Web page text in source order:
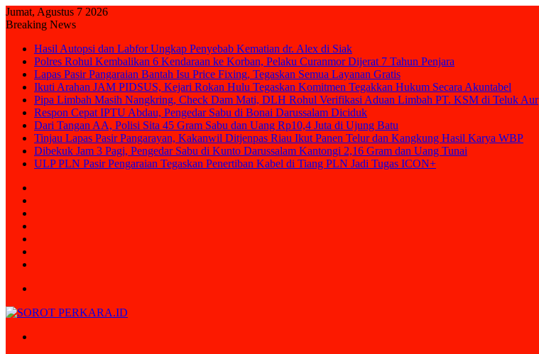
Jumat, Agustus 7 2026
Breaking News
Hasil Autopsi dan Labfor Ungkap Penyebab Kematian dr. Alex di Siak
Polres Rohul Kembalikan 6 Kendaraan ke Korban, Pelaku Curanmor Dijerat 7 Tahun Penjara
Lapas Pasir Pangaraian Bantah Isu Price Fixing, Tegaskan Semua Layanan Gratis
Ikuti Arahan JAM PIDSUS, Kejari Rokan Hulu Tegaskan Komitmen Tegakkan Hukum Secara Akuntabel
Pipa Limbah Masih Nangkring, Check Dam Mati, DLH Rohul Verifikasi Aduan Limbah PT. KSM di Teluk Aur
Respon Cepat IPTU Abdau, Pengedar Sabu di Bonai Darussalam Diciduk
Dari Tangan AA, Polisi Sita 45 Gram Sabu dan Uang Rp10,4 Juta di Ujung Batu
Tinjau Lapas Pasir Pangarayan, Kakanwil Ditjenpas Riau Ikut Panen Telur dan Kangkung Hasil Karya WBP
Dibekuk Jam 3 Pagi, Pengedar Sabu di Kunto Darussalam Kantongi 2,16 Gram dan Uang Tunai
ULP PLN Pasir Pengaraian Tegaskan Penertiban Kabel di Tiang PLN Jadi Tugas ICON+